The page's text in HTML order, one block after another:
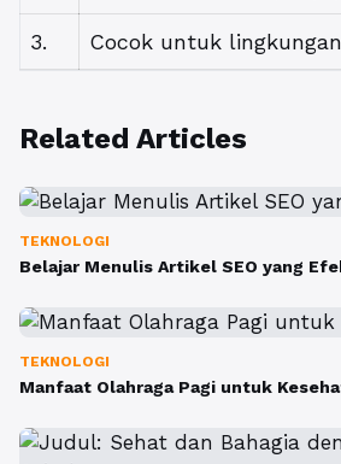
3. Cocok untuk
Related Articles
TEKNOLOGI
Belajar Menulis Artikel SEO yang
TEKNOLOGI
Manfaat Olahraga Pagi untuk